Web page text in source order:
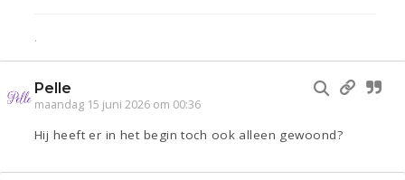
.
Pelle
maandag 15 juni 2026 om 00:36
Hij heeft er in het begin toch ook alleen gewoond?